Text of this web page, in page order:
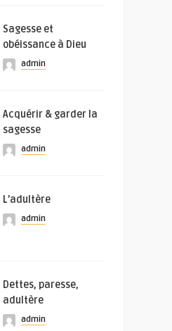
Sagesse et
obéissance à Dieu
admin
Acquérir & garder la
sagesse
admin
L’adultère
admin
Dettes, paresse,
adultère
admin